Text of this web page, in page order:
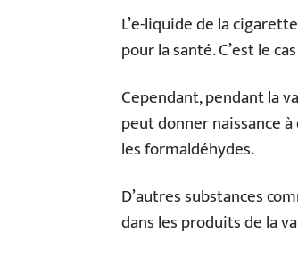
L’e-liquide de la
pour la santé. C’est le
Cependant, pendant la
peut donner naissance
les formaldéhydes.
D’autres substances
dans les produits de la